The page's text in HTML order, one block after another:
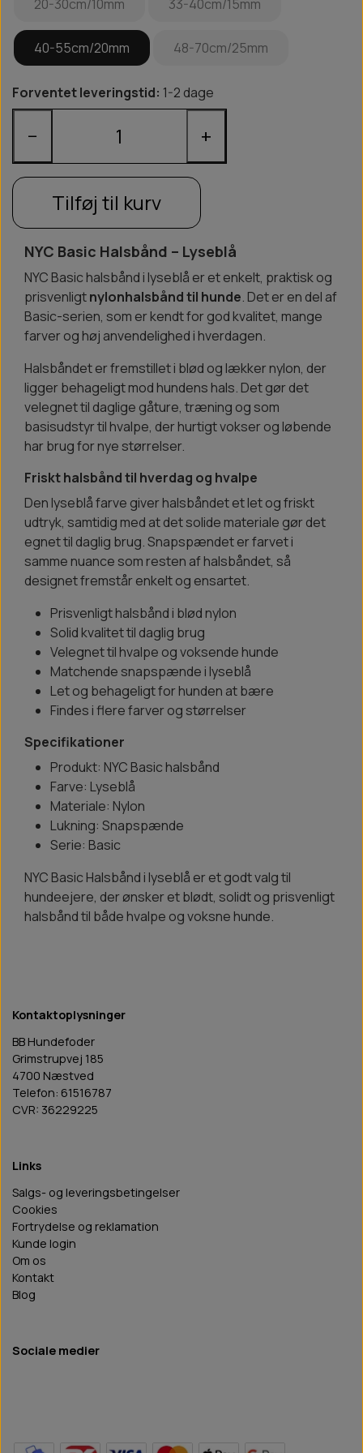
20-30cm/10mm 33-40cm/15mm
40-55cm/20mm 48-70cm/25mm
Forventet leveringstid: 1-2 dage
− +
Tilføj til kurv
NYC Basic Halsbånd – Lyseblå
NYC Basic halsbånd i lyseblå er et enkelt, praktisk og
prisvenligtnylonhalsbånd til hunde. Det er en del af
Basic-serien, som er kendt for god kvalitet, mange
farver og høj anvendelighed i hverdagen.
Halsbåndet er fremstillet i blød og lækker nylon, der
ligger behageligt mod hundens hals. Det gør det
velegnet til daglige gåture, træning og som
basisudstyr til hvalpe, der hurtigt vokser og løbende
har brug for nye størrelser.
Friskt halsbånd til hverdag og hvalpe
Den lyseblå farve giver halsbåndet et let og friskt
udtryk, samtidig med at det solide materiale gør det
egnet til daglig brug. Snapspændet er farvet i
samme nuance som resten af halsbåndet, så
designet fremstår enkelt og ensartet.
Prisvenligt halsbånd i blød nylon
Solid kvalitet til daglig brug
Velegnet til hvalpe og voksende hunde
Matchende snapspænde i lyseblå
Let og behageligt for hunden at bære
Findes i flere farver og størrelser
Specifikationer
Produkt: NYC Basic halsbånd
Farve: Lyseblå
Materiale: Nylon
Lukning: Snapspænde
Serie: Basic
NYC Basic Halsbånd i lyseblå er et godt valg til
hundeejere, der ønsker et blødt, solidt og prisvenligt
halsbånd til både hvalpe og voksne hunde.
Kontaktoplysninger
BB Hundefoder
Grimstrupvej 185
4700 Næstved
Telefon: 61516787
CVR: 36229225
Links
Salgs- og leveringsbetingelser
Cookies
Fortrydelse og reklamation
Kunde login
Om os
Kontakt
Blog
Sociale medier